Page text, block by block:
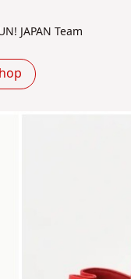
JAPAN Team